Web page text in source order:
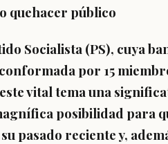
quehacer público
Socialista (PS), cuya
por 15
vital tema una
posibilidad para
pasado reciente y,